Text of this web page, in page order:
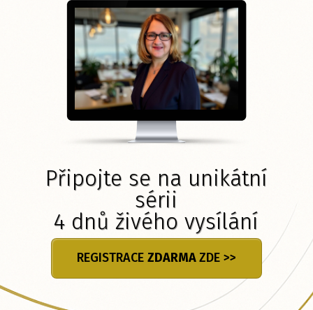
Připojte se na unikátní
sérii
4 dnů živého vysílání
REGISTRACE ZDARMAZDE >>